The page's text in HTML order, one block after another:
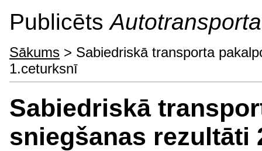
Publicēts
Sākums > Sabiedriskā transporta
1.ceturksnī
Sabiedriskā
sniegšanas rezultāti